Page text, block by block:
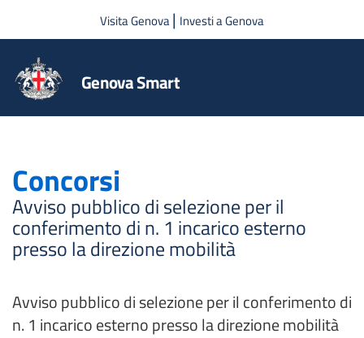
Salta al contenuto principale
Visita Genova| Investi a Genova
Genova Smart
Concorsi
Avviso pubblico di selezione per il
conferimento di n. 1 incarico esterno
presso la direzione mobilità
Avviso pubblico di selezione per il conferimento di
n. 1 incarico esterno presso la direzione mobilità